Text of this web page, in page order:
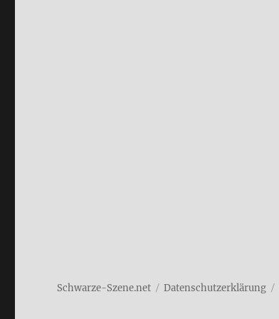
Schwarze-Szene.net Daten­schutz­er­klä­rung